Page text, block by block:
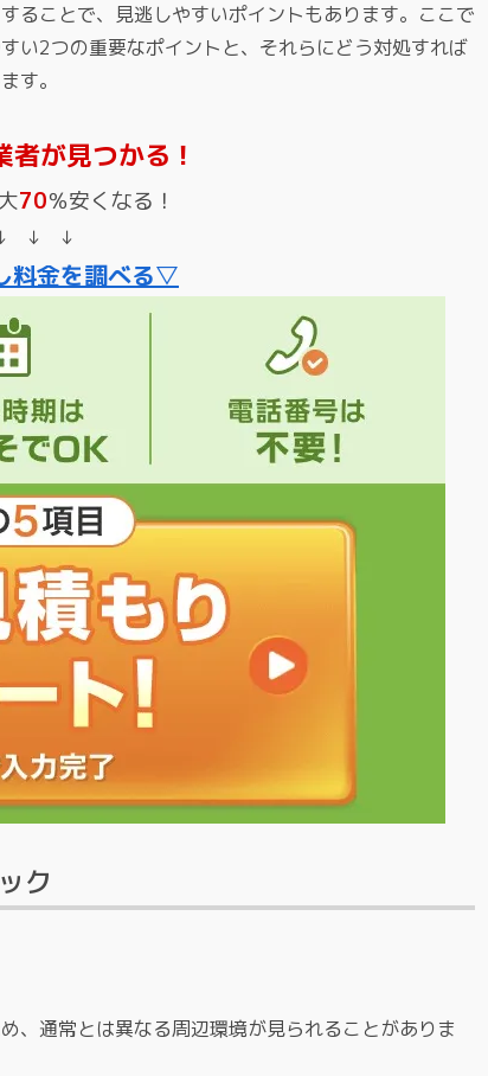
ることで、見逃しやすいポイントもあります。ここで
い2つの重要なポイントと、それらにどう対処すれば
す。
者が見つかる！
70％安くなる！
↓ ↓
料金を調べる▽
ク
、通常とは異なる周辺環境が見られることがありま